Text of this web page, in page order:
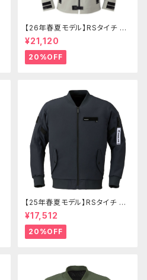
【26年春夏モデル】RSタイチ RS
J335 クイックドライパーカ
¥21,120
20%OFF
【25年春夏モデル】RSタイチ RS
J343 クイックドライフライトジ
ャケット
¥17,512
20%OFF